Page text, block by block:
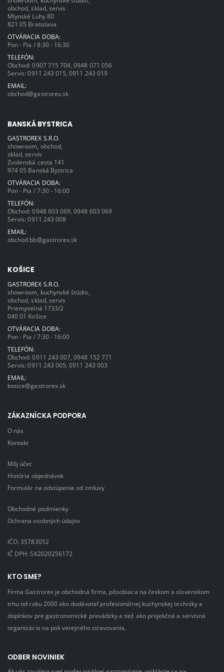
obchod, sklad, servis
Mlynské Luhy 80
821 05 Bratislava
OTVÁRACIA DOBA:
Pon - Pia / 8:30 - 16:30
TELEFÓN:
Obchod:0907 715 704,0948 071 056
Servis:0911 243 015,0911 243 019
EMAIL:
obchod@gastrorex.sk
BANSKÁ BYSTRICA
GASTROREX S.R.O.
showroom, obchod,
sklad, servis
Zvolenská cesta 141
974 05 Banská Bystrica
OTVÁRACIA DOBA:
Pon - Pia / 7:30 - 16:00
TELEFÓN:
Obchod:0948 603 069,0948 603 069
Servis:0911 243 008
EMAIL:
obchod.bb@gastrorex.sk
KOŠICE
GASTROREX S.R.O.
showroom, kuchynské štúdio,
obchod, sklad, servis
Priemyselná 1733/2
040 01 Košice
OTVÁRACIA DOBA:
Pon - Pia / 7:30 - 16:00
TELEFÓN:
Obchod:0911 243 007 ,0948 152 771
Servis:0911 243 005 ,0911 243 003
EMAIL:
kosice@gastrorex.sk
ZÁKAZNÍCKA PODPORA
O nás
Kontakt
Môj účet
História objednávok
Formulár na odstúpenie od zmluvy
Obchodné podmienky
Ochrana osobných údajov
IČO: 35783052
IČ DPH: SK2020256172
KTO SME?
Firma Gastrorex je obchodná firma, pôsobiaca na českom a slovenskom
trhu od roku 2000 ako dodávateľ profesionálnej kuchynskej techniky a
doplnkov pre gastronomické prevádzky a tiež ako projekčná a servisná
organizácia na poli verejného stravovania.
ODBER NOVINIEK